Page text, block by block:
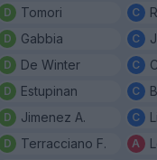
Tomori
Gabbia
De Winter
Estupinan
Jimenez A.
Terracciano F.